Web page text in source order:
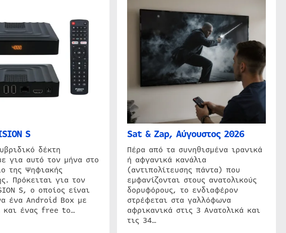
S
δέκτη
για αυτό τον μήνα στο
της Ψηφιακής
Πρόκειται για τον
S, ο οποίος είναι
ένα Android Box με
και ένας free to…
Sat & Zap, Αύγουστος 2026
Πέρα από τα συνηθισμένα ιρανικά
ή αφγανικά κανάλια
(αντιπολίτευσης πάντα) που
εμφανίζονται στους ανατολικούς
δορυφόρους, το ενδιαφέρον
στρέφεται στα γαλλόφωνα
αφρικανικά στις 3 Ανατολικά και
τις 34…